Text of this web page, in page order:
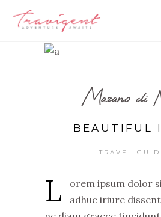
Marano di
BEAUTIFUL
TRAVEL
L
orem ipsum dolor
adhuc iriure